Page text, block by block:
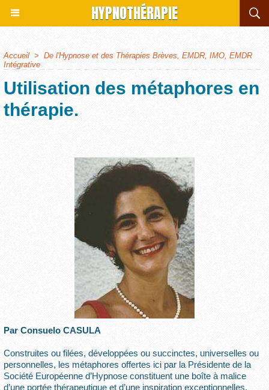
HYPNOTHÉRAPIE
Accueil > De l'Hypnose et des Thérapies Brèves, EMDR, IMO, EMDR
Intégrative
Utilisation des métaphores en
thérapie.
Par Consuelo CASULA
Construites ou filées, développées ou succinctes, universelles ou
personnelles, les métaphores offertes ici par la Présidente de la
Société Européenne d’Hypnose constituent une boîte à malice
d’une portée thérapeutique et d’une inspiration exceptionnelles.